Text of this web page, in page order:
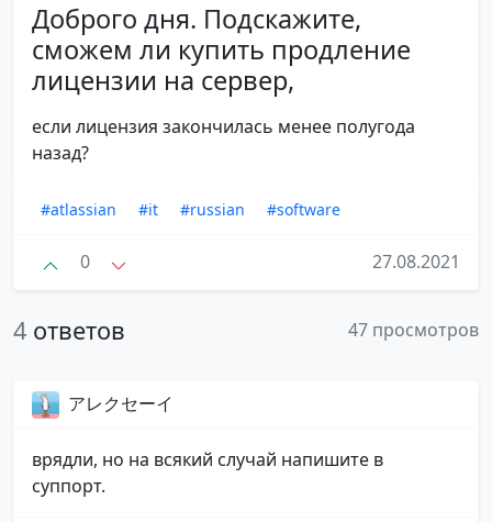
Доброго дня. Подскажите,
сможем ли купить продление
лицензии на сервер,
если лицензия закончилась менее полугода
назад?
#atlassian #it #russian #software
0 27.08.2021
4 ответов 47 просмотров
アレクセーイ
врядли, но на всякий случай напишите в
суппорт.